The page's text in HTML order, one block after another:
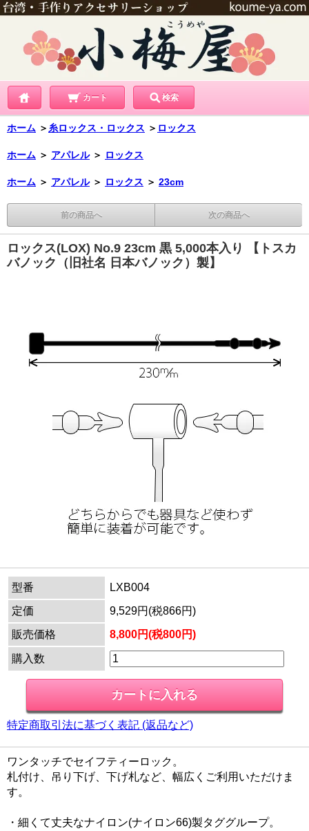
カート 検索
ホーム ＞ 糸ロックス・ロックス ＞ ロックス
ホーム ＞ アパレル ＞ ロックス
ホーム ＞ アパレル ＞ ロックス ＞ 23cm
前の商品へ 次の商品へ
ロックス(LOX) No.9 23cm 黒 5,000本入り 【トスカ
バノック（旧社名 日本バノック）製】
型番
LXB004
定価
9,529円(税866円)
販売価格
8,800円(税800円)
購入数
特定商取引法に基づく表記 (返品など)
ワンタッチでセイフティーロック。
札付け、吊り下げ、下げ札など、幅広くご利用いただけま
す。
・細くて丈夫なナイロン(ナイロン66)製タググループ。